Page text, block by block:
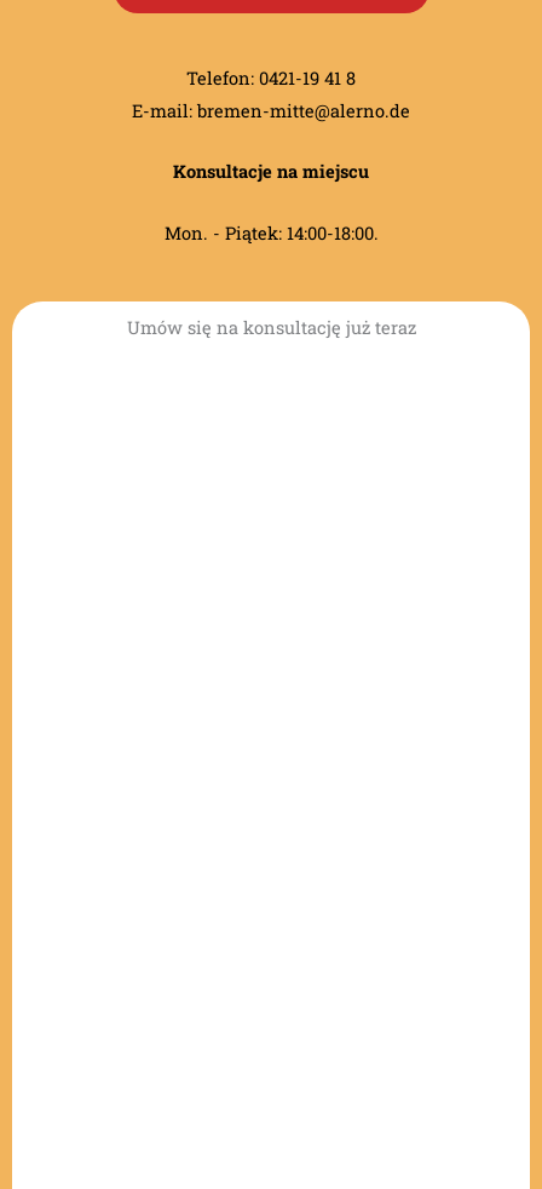
Telefon: 0421-19 41 8
E-mail: bremen-mitte@alerno.de
Konsultacje na miejscu
Mon. - Piątek: 14:00-18:00.
Umów się na konsultację już teraz